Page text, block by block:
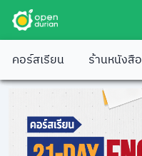
คอร์สเรียน ร้านหนังสือ